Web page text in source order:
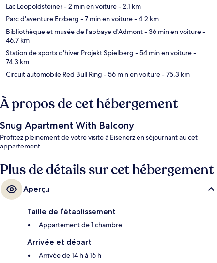
Lac Leopoldsteiner- 2 min en voiture- 2.1 km
Parc d'aventure Erzberg - 7 min en voiture- 4.2 km
Bibliothèque et musée de l'abbaye d'Admont- 36 min en voiture-
46.7 km
Station de sports d'hiver Projekt Spielberg - 54 min en voiture-
74.3 km
Circuit automobile Red Bull Ring - 56 min en voiture- 75.3 km
À propos de cet hébergement
Snug Apartment With Balcony
Profitez pleinement de votre visite à Eisenerz en séjournant au cet
appartement.
Plus de détails sur cet hébergement
Aperçu
Taille de l’établissement
Appartement de 1 chambre
Arrivée et départ
Arrivée de 14 h à 16 h